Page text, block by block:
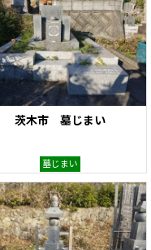
茨木市 墓じまい
墓じまい